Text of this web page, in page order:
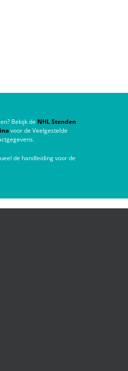
Bekijk deNHL Stenden
voor de Veelgestelde
de handleiding voor de